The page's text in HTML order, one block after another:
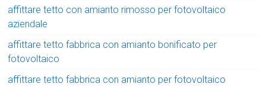
affittare tetto con amianto rimosso per fotovoltaico
aziendale
affittare tetto fabbrica con amianto bonificato per
fotovoltaico
affittare tetto fabbrica con amianto per fotovoltaico